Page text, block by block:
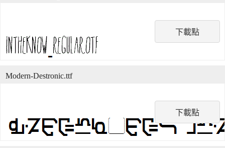
下載點
下載點
Modern-Destronic.ttf